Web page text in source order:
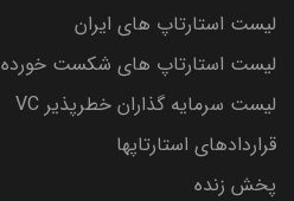
لیست استارتاپ های ایران
لیست استارتاپ های شکست خورده
لیست سرمایه گذاران خطرپذیر VC
قراردادهای استارتاپها
پخش زنده